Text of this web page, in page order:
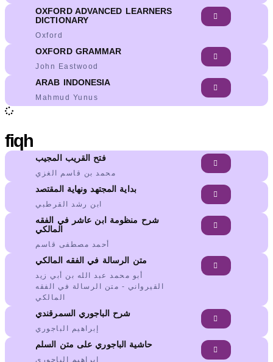
OXFORD ADVANCED LEARNERS
DICTIONARY
Oxford
OXFORD GRAMMAR
John Eastwood
ARAB INDONESIA
Mahmud Yunus
fiqh
فتح القريب المجيب
محمد بن قاسم الغزي
بداية المجتهد ونهاية المقتصد
ابن رشد القرطبي
شرح منظومة ابن عاشر في الفقه
المالكي
أحمد مصطفى قاسم
متن الرسالة في الفقه المالكي
أبو محمد عبد الله بن أبي زيد
القيرواني - متن الرسالة في الفقه
المالكي
شرح الباجوري السمرقندي
إبراهيم الباجوري
حاشية الباجوري على متن السلم
إبراهيم الباجوري